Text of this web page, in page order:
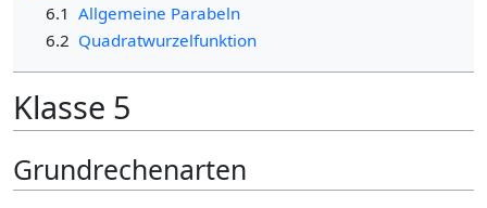
6.1 Allgemeine Parabeln
6.2 Quadratwurzelfunktion
Klasse 5
Grundrechenarten